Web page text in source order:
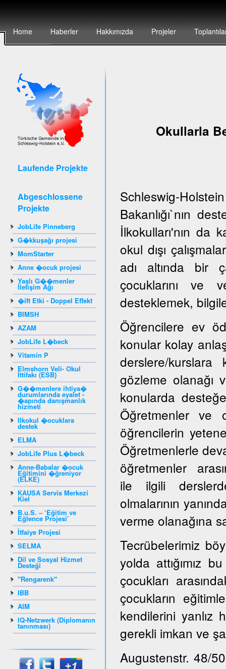
Home Haberler Hakkımızda Projeler
Laufende Projekte
Abgeschlossene
Projekte
JobLife Pinneberg
G�kkuşağı projesi
MomStarter
Anne �ocuk projesi
Yaşlı G��menler
İletişim Ağı
�ift Etki - Doppel Effekt
BIMSH
AZAM
JobLife L�beck
Vitamin P
Elmshorn Veli- Okul
İttifakı (ESB)
G��menlere ihtiya�
durumlarında eyalet -
�apında danışmanlık
hizmeti
Ilkokul �ocuklara
destek
ELMA
JobLife Plus L�beck
Anne-Babalar �ocuk
Eğitimini �ğreniyor
(ELKE)
KAUSA Servis Merkezi
Kiel
B.u.S. – ‘Eğitim ve
Eğlence Projesi’
İtfaiye Projesi
SELMA
Dil ve Sosyal Hizmet
Desteği
"Rengarenk"
IBB
AIM
IQ-Netzwerk (Diplomanın
tanınması)
Okullarla
Schleswig-
Bakanlığı`nın
İlkokulları'nın da
okul dışı
adı altında bir
çocuklarını ve
desteklemek,
Öğrencilere ev
konular kolay
derslere/kurslara
gözleme olanağı
konularda
Öğretmenler ve
öğrencilerin
Öğretmenlerle
öğretmenler
ile ilgili
olmalarının
verme olanağına
Tecrübelerimiz
yolda attığımız
çocukları
çocukların
kendilerini yanlız
gerekli imkan ve
Augustenstr. 48/